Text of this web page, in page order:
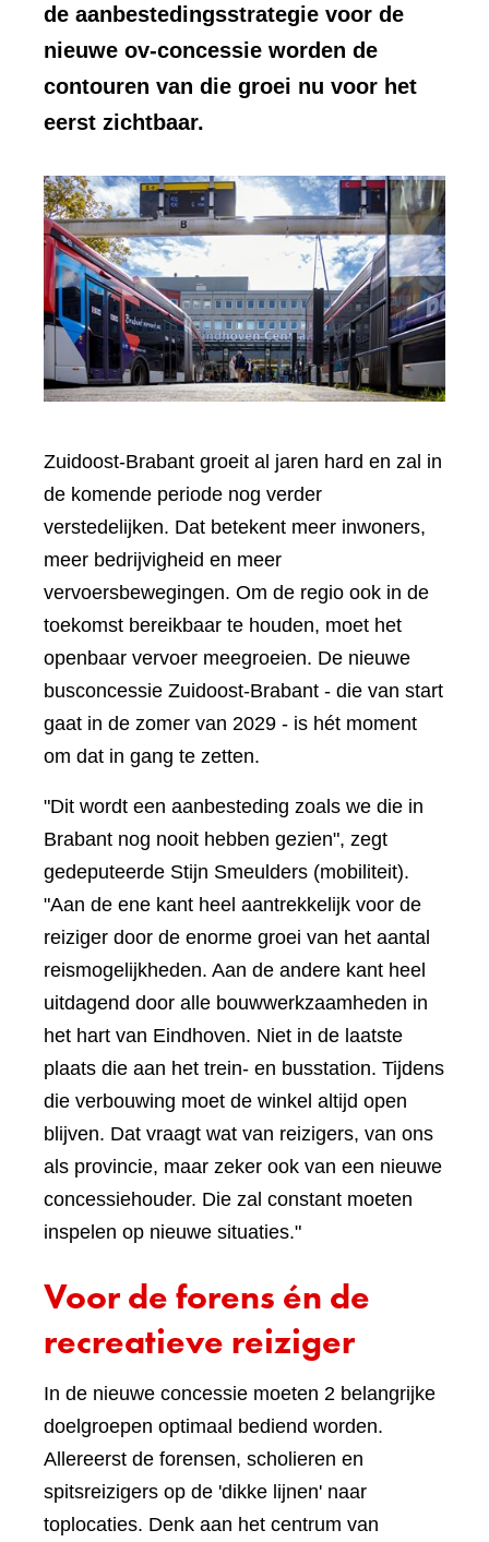
de aanbestedingsstrategie voor de
nieuwe ov-concessie worden de
contouren van die groei nu voor het
eerst zichtbaar.
Zuidoost-Brabant groeit al jaren hard en zal in
de komende periode nog verder
verstedelijken. Dat betekent meer inwoners,
meer bedrijvigheid en meer
vervoersbewegingen. Om de regio ook in de
toekomst bereikbaar te houden, moet het
openbaar vervoer meegroeien. De nieuwe
busconcessie Zuidoost-Brabant - die van start
gaat in de zomer van 2029 - is hét moment
om dat in gang te zetten.
"Dit wordt een aanbesteding zoals we die in
Brabant nog nooit hebben gezien", zegt
gedeputeerde Stijn Smeulders (mobiliteit).
"Aan de ene kant heel aantrekkelijk voor de
reiziger door de enorme groei van het aantal
reismogelijkheden. Aan de andere kant heel
uitdagend door alle bouwwerkzaamheden in
het hart van Eindhoven. Niet in de laatste
plaats die aan het trein- en busstation. Tijdens
die verbouwing moet de winkel altijd open
blijven. Dat vraagt wat van reizigers, van ons
als provincie, maar zeker ook van een nieuwe
concessiehouder. Die zal constant moeten
inspelen op nieuwe situaties."
Voor de forens én de
recreatieve reiziger
In de nieuwe concessie moeten 2 belangrijke
doelgroepen optimaal bediend worden.
Allereerst de forensen, scholieren en
spitsreizigers op de 'dikke lijnen' naar
toplocaties. Denk aan het centrum van